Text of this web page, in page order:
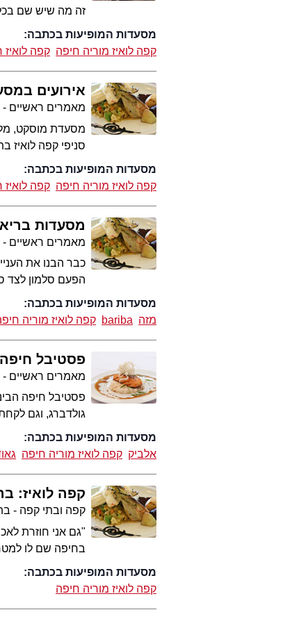
זה מה שיש שם בכל
מסעדות המופיעות בכתבה:
קפה לואיז מוריה חיפה קפה
אירועים
מאמרים ראשיים -
מסעדת מוסקט,
סניפי קפה לואיז
מסעדות המופיעות בכתבה:
קפה לואיז מוריה חיפה קפה
מסעדות
מאמרים ראשיים
כבר הבנו את
הפעם סלמון לצד
מסעדות המופיעות בכתבה:
מזה bariba קפה לואיז מוריה
פסטיבל חיפה
מאמרים ראשיים -
גולדברג, וגם
מסעדות המופיעות בכתבה:
אלביק קפה לואיז מוריה חיפה
קפה לואיז:
קפה ובתי קפה -
"גם אני חוזרת
בחיפה שם לו
מסעדות המופיעות בכתבה:
קפה לואיז מוריה חיפה